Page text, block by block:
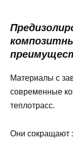
Материалы с
современные
теплотрасс.
Они сокращают